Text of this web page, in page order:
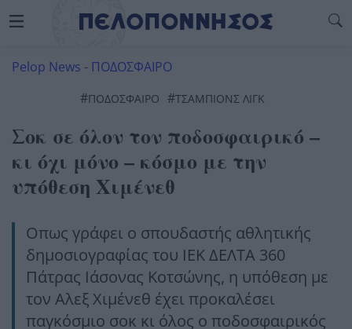
Pelop News - ΠΟΔΟΣΦΑΙΡΟ
#ΠΟΔΟΣΦΑΙΡΟ #ΤΣΑΜΠΙΟΝΣ ΛΙΓΚ
Σοκ σε όλον τον ποδοσφαιρικό –
κι όχι μόνο – κόσμο με την
υπόθεση Χιμένεθ
Οπως γράφει ο σπουδαστής αθλητικής
δημοσιογραφίας του ΙΕΚ ΔΕΛΤΑ 360
Πάτρας Ιάσονας Κοτσώνης, η υπόθεση με
τον Αλεξ Χιμένεθ έχει προκαλέσει
παγκόσμιο σοκ κι όλος ο ποδοσφαιρικός